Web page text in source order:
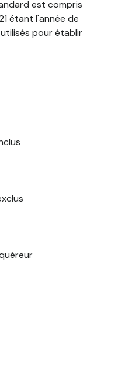
est compris
étant l'année de
pour établir